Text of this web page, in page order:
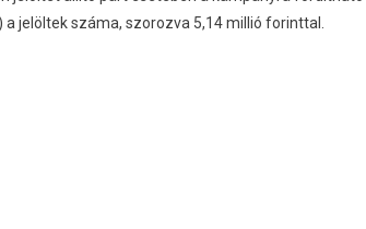
jelöltek száma, szorozva 5,14 millió forinttal.